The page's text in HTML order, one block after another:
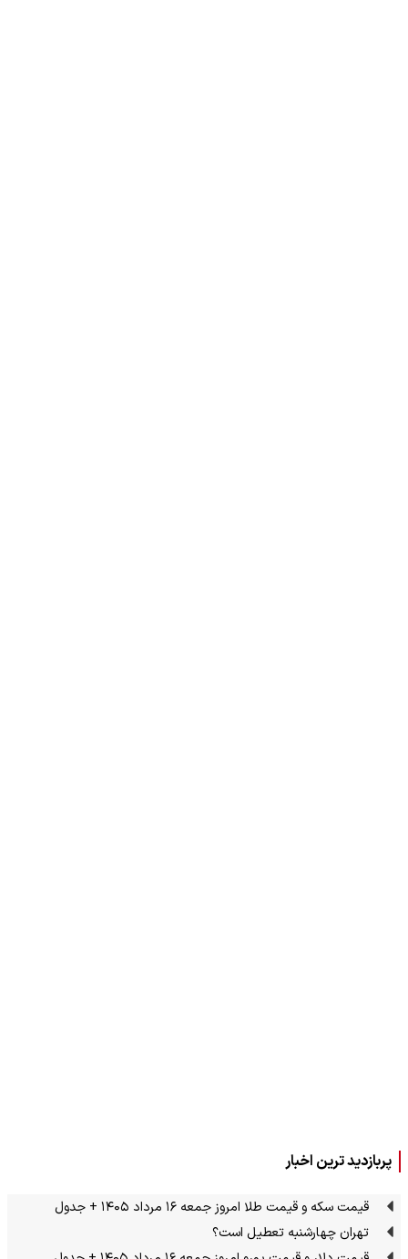
پربازدید ترین اخبار
قیمت سکه و قیمت طلا امروز جمعه ۱۶ مرداد ۱۴۰۵ + جدول
تهران چهارشنبه تعطیل است؟